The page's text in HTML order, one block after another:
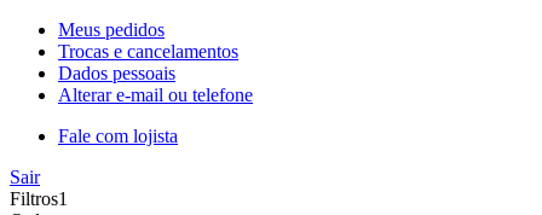
Meus pedidos
Trocas e cancelamentos
Dados pessoais
Alterar e-mail ou telefone
Fale com lojista
Sair
Filtros1